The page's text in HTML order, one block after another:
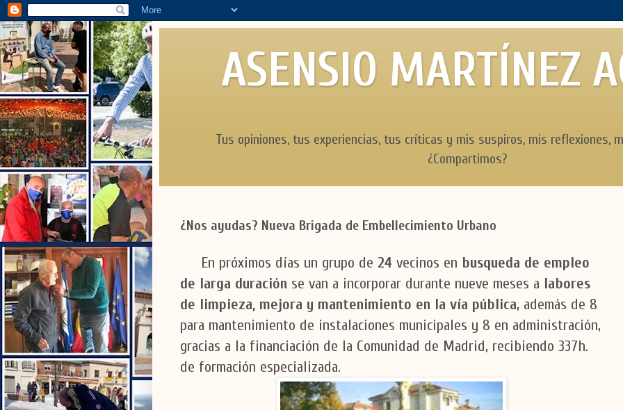
ASENSIO MARTÍNEZ
Tus opiniones, tus experiencias, tus críticas y mis suspiros, mis reflexiones,
¿Compartimos?
¿Nos ayudas? Nueva Brigada de Embellecimiento Urbano
En próximos días un grupo de 24 vecinos en busqueda de empleo
de larga duración se van a incorporar durante nueve meses a labores
de limpieza, mejora y mantenimiento en la vía pública, además de 8
para mantenimiento de instalaciones municipales y 8 en administración,
gracias a la financiación de la Comunidad de Madrid, recibiendo 337h.
de formación especializada.